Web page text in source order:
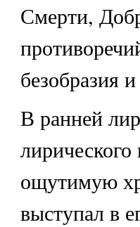
Смерти,
безобразия
В ранней
ощутимую
выступал в